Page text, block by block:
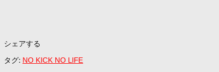
シェアする
タグ: NO KICK NO LIFE